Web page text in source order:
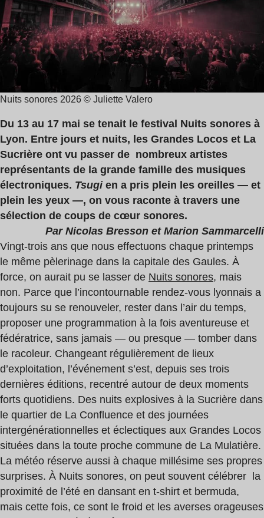
Alex
Wilcox
Nuits sonores 2026 © Juliette Valero
Du 13 au 17 mai se tenait le festival Nuits sonores à
Lyon. Entre jours et nuits, les Grandes Locos et La
Sucrière ont vu passer de nombreux artistes
représentants de la grande famille des musiques
électroniques. Tsugien a pris plein les oreilles — et
plein les yeux —, on vous raconte à travers une
sélection de coups de cœur sonores.
Par Nicolas Bresson et Marion Sammarcelli
Vingt-trois ans que nous effectuons chaque printemps
le même pèlerinage dans la capitale des Gaules. À
force, on aurait pu se lasser de Nuits sonores, mais
non. Parce que l’incontournable rendez-vous lyonnais a
toujours su se renouveler, rester dans l’air du temps,
proposer une programmation à la fois aventureuse et
fédératrice, sans jamais — ou presque — tomber dans
le racoleur. Changeant régulièrement de lieux
d’exploitation, l’événement s’est, depuis ses trois
dernières éditions, recentré autour de deux moments
forts quotidiens. Des nuits explosives à la Sucrière dans
le quartier de La Confluence et des journées
intergénérationnelles et éclectiques aux Grandes Locos
situées dans la toute proche commune de La Mulatière.
La météo réserve aussi à chaque millésime ses propres
surprises. À Nuits sonores, on peut souvent célébrer la
proximité de l’été en dansant en t-shirt et bermuda,
mais cette fois, ce sont le froid et les averses orageuses